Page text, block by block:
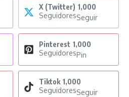
X (Twitter) 1,000
SeguidoresSeguir
Pinterest 1,000
SeguidoresPin
Tiktok 1,000
SeguidoresSeguir